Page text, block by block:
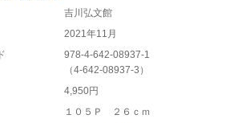
吉川弘文館
2021年11月
978-4-642-08937-1
（4-642-08937-3 ）
4,950円
１０５Ｐ ２６ｃｍ